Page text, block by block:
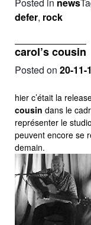
defer, rock
carol’s cousin
Posted on 20-11-
hier c’était la
cousin dans le
représenter le
peuvent encore se
demain.